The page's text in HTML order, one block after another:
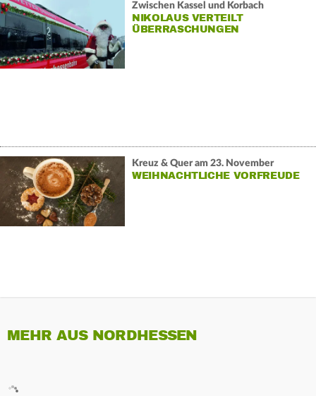
Zwischen Kassel und Korbach
NIKOLAUS VERTEILT
ÜBERRASCHUNGEN
Kreuz & Quer am 23. November
WEIHNACHTLICHE VORFREUDE
MEHR AUS NORDHESSEN